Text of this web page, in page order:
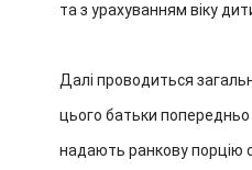
та з урахуванням віку
Далі проводиться
цього батьки попередньо
надають ранкову порцію